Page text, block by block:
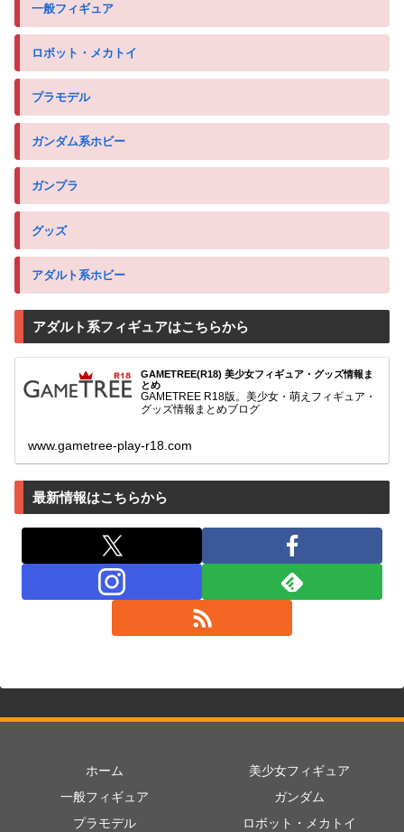
一般フィギュア
ロボット・メカトイ
プラモデル
ガンダム系ホビー
ガンプラ
グッズ
アダルト系ホビー
アダルト系フィギュアはこちらから
GAMETREE(R18) 美少女フィギュア・グッズ情報ま
とめ
GAMETREE R18版。美少女・萌えフィギュア・
グッズ情報まとめブログ
www.gametree-play-r18.com
最新情報はこちらから
ホーム
美少女フィギュア
一般フィギュア
ガンダム
プラモデル
ロボット・メカトイ